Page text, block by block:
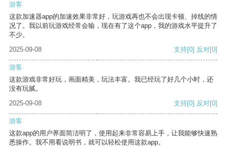
游客
这款加速器app的加速效果非常好，玩游戏再也不会出现卡顿、掉线的情
况了。我以前玩游戏经常会输，现在有了这个app，我的游戏水平提升了
不少。
2025-09-08
支持[0] 反对[0]
游客
这款游戏非常好玩，画面精美，玩法丰富。我已经玩了好几个小时，还
没有玩腻。
2025-09-08
支持[0] 反对[0]
游客
这款app的用户界面简洁明了，使用起来非常容易上手，让我能够快速熟
悉操作。我不用看说明书，就可以轻松使用这款app。